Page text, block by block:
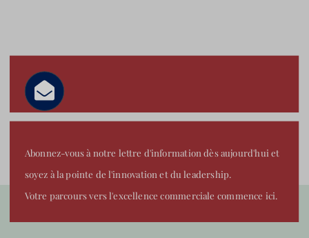
Abonnez-vous à notre lettre d'information dès aujourd'hui et
soyez à la pointe de l'innovation et du leadership.
Votre parcours vers l'excellence commerciale commence ici.